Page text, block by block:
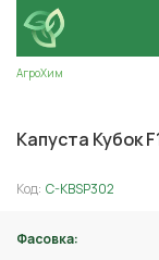
АгроХим
Капуста Кубок
Код: C-KBSP302
Фасовка: